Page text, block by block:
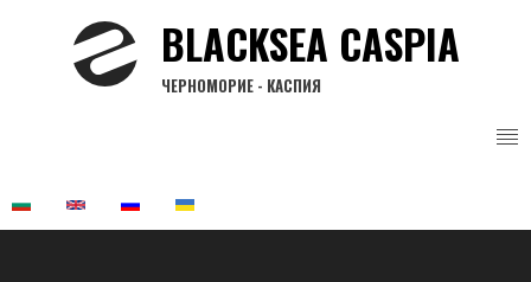
BLACKSEA CASPIA
ЧЕРНОМОРИЕ - КАСПИЯ